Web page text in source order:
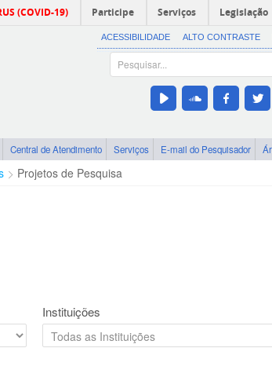
(COVID-19) Participe Serviços Legislação
ACESSIBILIDADE ALTO CONTRASTE
Central de Atendimento Serviços E-mail do Pesquisador
Projetos de Pesquisa
Instituições